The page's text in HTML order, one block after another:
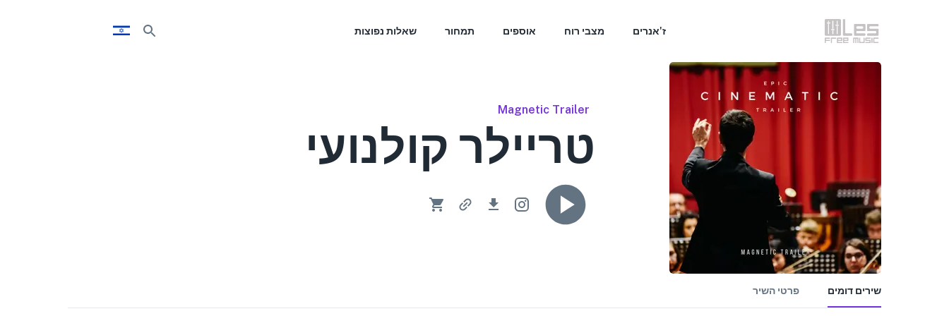
ז'אנרים מצבי רוח אוספים תמחור שאלות נפוצות
Magnetic Trailer
טריילר קולנועי
שירים דומים פרטי השיר